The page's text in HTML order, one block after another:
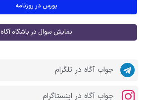
بورس در روزنامه
نمایش سوال در باشگاه آگاه
جواب آگاه در تلگرام
جواب آگاه در اینستاگرام